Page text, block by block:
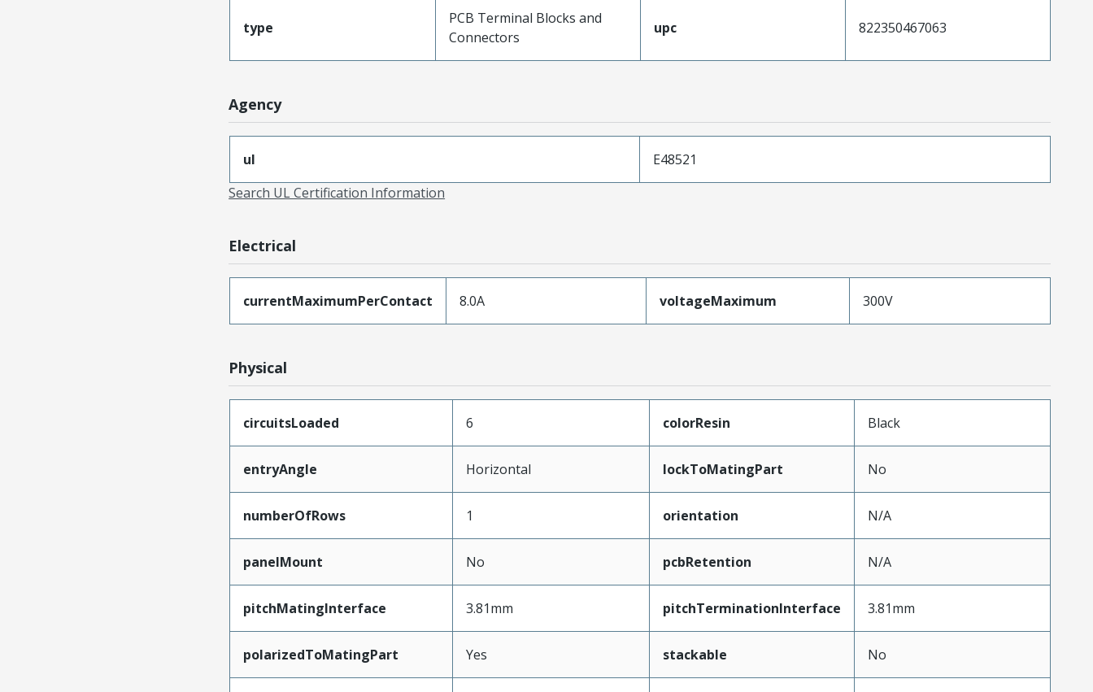
type
PCB Terminal Blocks and
Connectors
upc 822350467063
Agency
ul
E48521
Search UL Certification Information
Electrical
currentMaximumPerContact 8.0A voltageMaximum 300V
Physical
circuitsLoaded 6 colorResin Black
entryAngle Horizontal lockToMatingPart No
numberOfRows 1 orientation N/A
panelMount No pcbRetention N/A
pitchMatingInterface 3.81mm pitchTerminationInterface 3.81mm
polarizedToMatingPart Yes stackable No